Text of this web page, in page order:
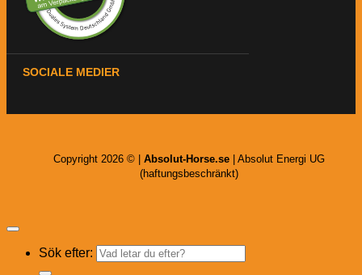
SOCIALE MEDIER
Copyright 2026 © | Absolut-Horse.se | Absolut Energi UG
(haftungsbeschränkt)
Sök efter: